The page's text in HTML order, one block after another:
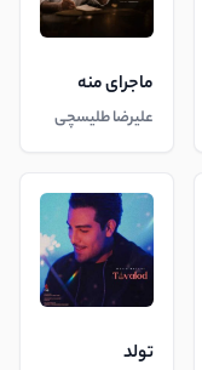
ماجرای منه
علیرضا طلیسچی
تولد